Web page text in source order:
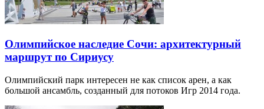
Олимпийское наследие Сочи: архитектурный
маршрут по Сириусу
Олимпийский парк интересен не как список арен, а как
большой ансамбль, созданный для потоков Игр 2014 года.